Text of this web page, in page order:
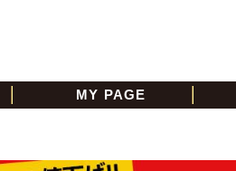
MY PAGE